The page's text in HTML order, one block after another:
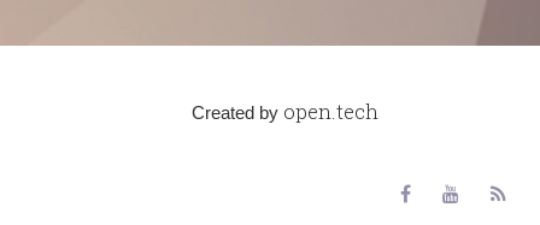
Created by open.tech